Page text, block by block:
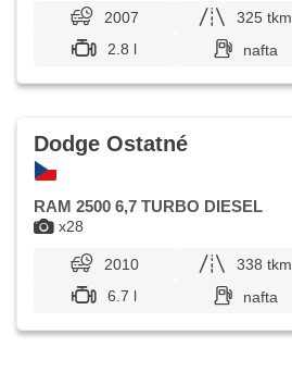
2007 325 tkm
2.8 l
nafta
x28
Dodge Ostatné
RAM 2500 6,7 TURBO DIESEL
2010 338 tkm
6.7 l
nafta